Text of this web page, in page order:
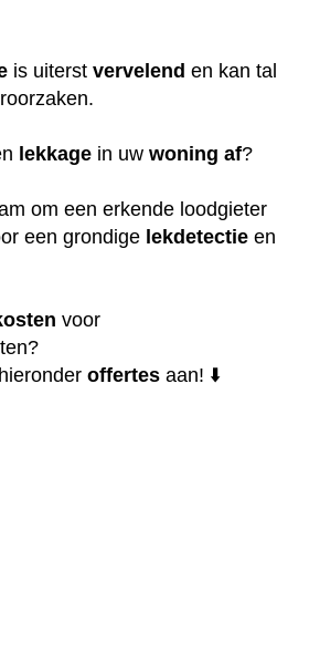
is uiterst vervelend en kan tal
lekkage in uw woning af?
om een erkende loodgieter
een grondige lekdetectie en
voor
hieronder offertes aan! ⬇️